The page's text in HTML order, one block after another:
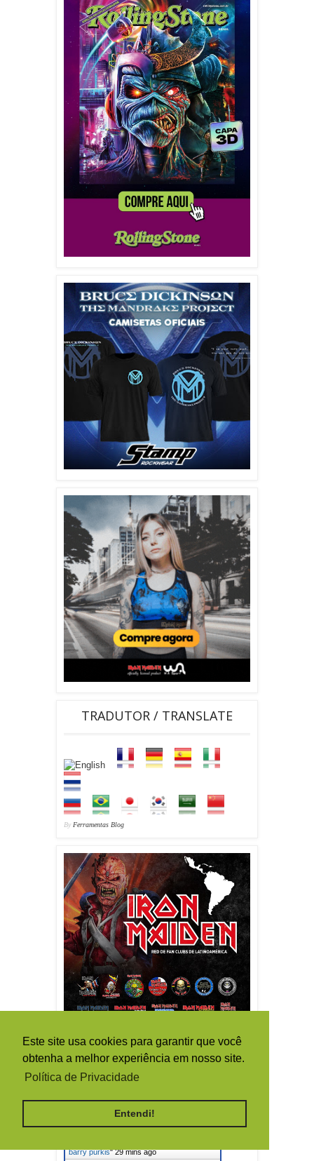
Este site usa cookies para garantir que você
obtenha a melhor experiência em nosso site.
Política de Privacidade
Entendi!
TRADUTOR / TRANSLATE
By Ferramentas Blog
Live Traffic Feed
A visitor fromSanta Clara,
viewed " IRON MAIDEN
BRASIL: brasil 2016"26 mins ago
barry purkis"29 mins ago